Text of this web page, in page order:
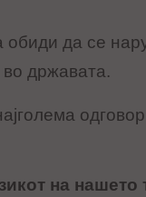
обиди да се
државата.
на